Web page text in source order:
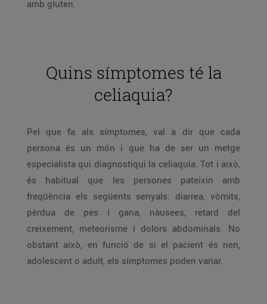
amb gluten.
Quins símptomes té la
celiaquia?
Pel que fa als símptomes, val a dir que cada
persona és un món i que ha de ser un metge
especialista qui diagnostiqui la celiaquia. Tot i això,
és habitual que les persones pateixin amb
freqüència els següents senyals: diarrea, vòmits,
pèrdua de pes i gana, nàusees, retard del
creixement, meteorisme i dolors abdominals. No
obstant això, en funció de si el pacient és nen,
adolescent o adult, els símptomes poden variar.